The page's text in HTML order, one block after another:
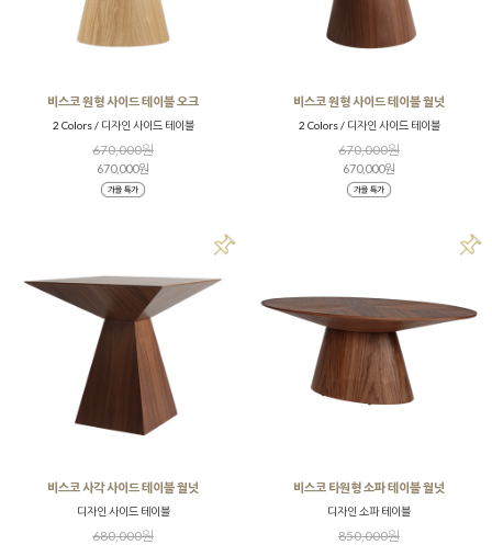
비스코 원형 사이드 테이블 오크
2 Colors / 디자인 사이드 테이블
670,000원
670,000원
비스코 원형 사이드 테이블 월넛
2 Colors / 디자인 사이드 테이블
670,000원
670,000원
비스코 사각 사이드 테이블 월넛
디자인 사이드 테이블
680,000원
비스코 타원형 소파 테이블 월넛
디자인 소파 테이블
850,000원